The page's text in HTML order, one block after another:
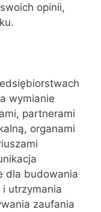
opinii,
wymianie
partnerami
organami
dla budowania
utrzymania
zaufania